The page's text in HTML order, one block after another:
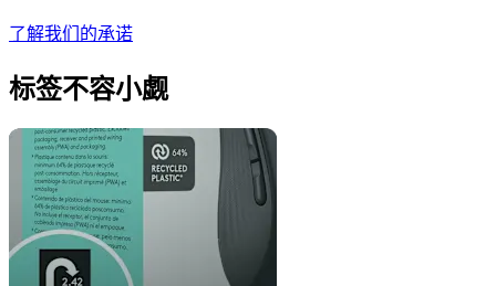
了解我们的承诺
标签不容小觑